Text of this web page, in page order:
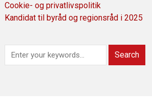
Cookie- og privatlivspolitik
Kandidat til byråd og regionsråd i 2025